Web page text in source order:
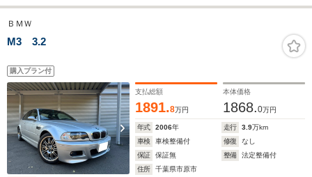
ＢＭＷ
M3 3.2
購入プラン付
支払総額
1891.8万円
本体価格
1868.0万円
年式 2006年 走行 3.9万km
車検
車検整備付 修復
なし
保証
保証無 整備
法定整備付
住所
千葉県市原市